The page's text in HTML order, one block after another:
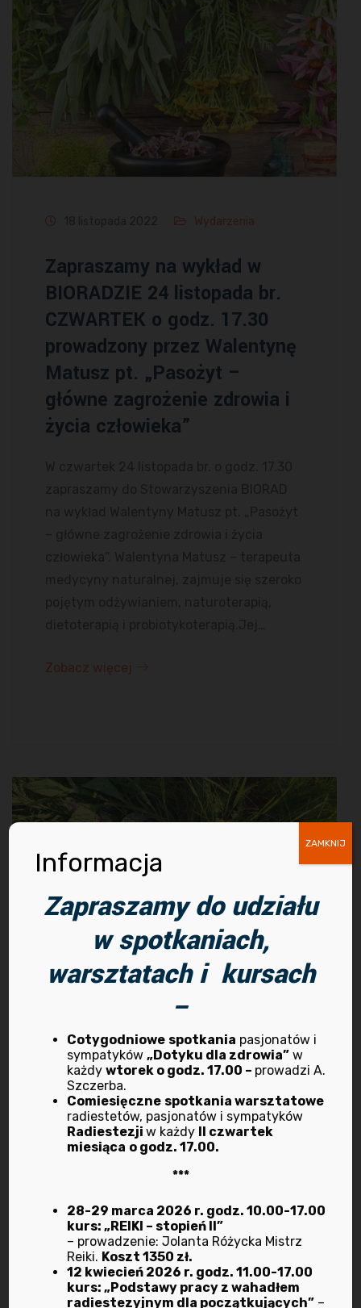
Wydarzenia
Zapraszamy na wykład w
BIORADZIE 24 listopada br.
CZWARTEK o godz. 17.30
prowadzony przez Walentynę
Matusz pt. „Pasożyt –
główne zagrożenie zdrowia i
życia człowieka”
Zobacz więcej
Zapraszamy w środę 23
listopada br. o godz.18.00 na
Relaksację z Dźwiękoterapią
– kamertonowy koncert
terapeutyczny, który
poprowadzi Anna Żbik.
Zapraszamy w środę 23 listopada br. o
godz.18.00 do Stowarzyszenia BIORAD na
Relaksację z Dźwiękoterapią –
Informacja
Zapraszamy do udziału
w spotkaniach,
warsztatach i kursach
–
Cotygodniowe spotkania pasjonatów i
sympatyków„Dotyku dla zdrowia” w
każdywtorek o godz. 17.00 – prowadzi A.
Szczerba.
Comiesięczne spotkania warsztatowe
radiestetów, pasjonatów i sympatyków
Radiestezjiw każdy II czwartek
miesiąca o godz. 17.00.
***
28-29 marca 2026 r. godz. 10.00-17.00
kurs: „REIKI – stopień II”
– prowadzenie: Jolanta Różycka Mistrz
Reiki. Koszt 1350 zł.
12 kwiecień 2026 r. godz. 11.00-17.00
kurs: „Podstawy pracy z wahadłem
radiestezyjnym dla początkujących” –
ZAMKNIJ